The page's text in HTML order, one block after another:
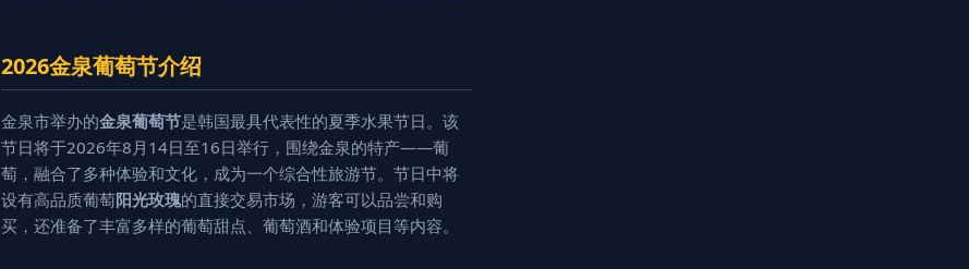
2026金泉葡萄节介绍
金泉市举办的金泉葡萄节是韩国最具代表性的夏季水果节日。该
节日将于2026年8月14日至16日举行，围绕金泉的特产——葡
萄，融合了多种体验和文化，成为一个综合性旅游节。节日中将
设有高品质葡萄阳光玫瑰的直接交易市场，游客可以品尝和购
买，还准备了丰富多样的葡萄甜点、葡萄酒和体验项目等内容。